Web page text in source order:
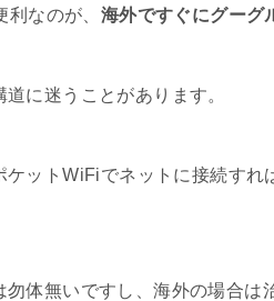
なのが、 海外ですぐにグーグ
に迷うことがあります。
ットWiFiでネットに接続すれ
勿体無いですし、海外の場合